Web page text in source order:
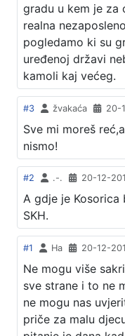
gradu u kem je za
realna
pogledamo ki su
uređenoj državi
kamoli kaj većeg.
#3 žvakaća 20-
Sve mi moreš
nismo!
#2 .-. 20-12-
A gdje je Kosorica
SKH.
#1 Ha 20-12-
Ne mogu više
sve strane i to ne
ne mogu nas
priče za malu